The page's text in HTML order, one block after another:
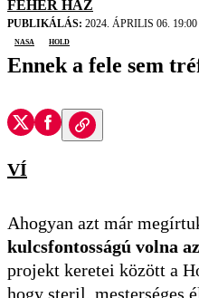
FEHÉR HÁZ
PUBLIKÁLÁS: 2024. ÁPRILIS 06. 19:00
NASA
Hold
Ennek a fele sem
VÍ
Ahogyan azt már
kulcsfontosságú volna
projekt keretei között a
hogy steril, mesterséges